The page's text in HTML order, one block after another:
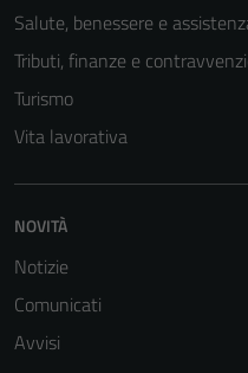
Salute, benessere e
Tributi, finanze e
Turismo
Vita lavorativa
NOVITÀ
Notizie
Comunicati
Avvisi